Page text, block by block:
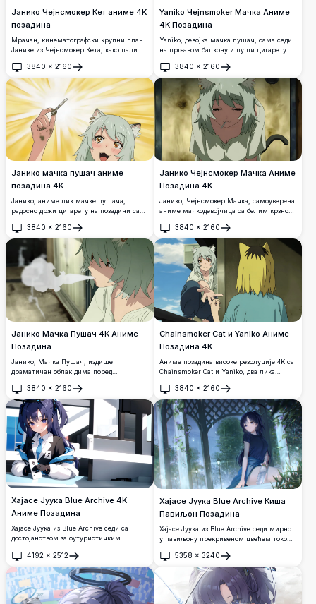
Јанико Чејнсмокер Кет аниме 4K
позадина
Мрачан, кинематографски крупни план
Јанике из Чејнсмокер Кета, како пали
задивљујућом зеленом косом,
атмосферском позадином и прелепо
детаљним аниме стилом цртања у 4K
резолуцији.
3840 × 2160
Отвори
Yaniko Чejnsmoker Мачка Аниме
4K Позадина
Yaniko, девојка мачка пушач, сама седи
на прљавом балкону и пуши цигарету
атмосферична аниме сцена приказана у
задивљујућим 4K ултра-високим
резолуцијским детаљима.
3840 × 2160
Отвори
Јанико мачка пушач аниме
позадина 4K
Јанико, аниме лик мачке пушача,
радосно држи цигарету на позадини са
Карактеришу је сребрна коса, мачје уши
и изражајне јантарне очи на
задивљујућем уметничком делу у 4K
резолуцији.
3840 × 2160
Отвори
Јанико Чејнсмокер Мачка Аниме
Позадина 4K
Јанико, Чејнсмокер Мачка, самоуверена
аниме мачкодевојчица са белим крзном,
цигаретом, приказана у задивљујућем 4K
резолуцијом са мрачном златном
позадином.
3840 × 2160
Отвори
Јанико Мачка Пушач 4K Аниме
Позадина
Јанико, Мачка Пушач, издише
драматичан облак дима поред
аниме позадина високе резолуције
приказује мрачан, атмосферичан крупни
план са изражајним ћилибарним очима
и зеленкасто-тркизном косом.
3840 × 2160
Отвори
Chainsmoker Cat и Yaniko Аниме
Позадина 4K
Аниме позадина високе резолуције 4K са
Chainsmoker Cat и Yaniko, два лика
отвореном. Ликови са сребрном и
плавом косом и мачјим ушима
интерагују под плавим небом.
3840 × 2160
Отвори
Хајасе Јуука Blue Archive 4K
Аниме Позадина
Хајасе Јуука из Blue Archive седи са
достојанством за футуристичким
школску unifорму са плавом краватом и
лабораторијским мантилом.
Задивљујућа 4K аниме уметност високе
резолуције са оштрим детаљима и
живописним бојама.
4192 × 2512
Отвори
Хајасе Јуука Blue Archive Киша
Павиљон Позадина
Хајасе Јуука из Blue Archive седи мирно
у павиљону прекривеном цвећем током
Задивљујућа 4K аниме уметност са
бујном зеленилом, љубичастим цвећем
и атмосферском кишом.
5358 × 3240
Отвори